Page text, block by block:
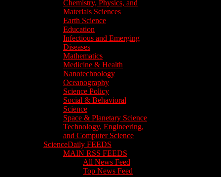
Chemistry, Physics, and
Materials Sciences
Earth Science
Education
Infectious and Emerging
Diseases
Mathematics
Medicine & Health
Nanotechnology
Oceanography
Science Policy
Social & Behavioral
Science
Space & Planetary Science
Technology, Engineering,
and Computer Science
ScienceDaily FEEDS
MAIN RSS FEEDS
All News Feed
Top News Feed